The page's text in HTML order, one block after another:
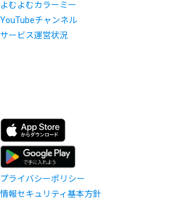
よむよむカラーミー
YouTubeチャンネル
サービス運営状況
プライバシーポリシー
情報セキュリティ基本方針